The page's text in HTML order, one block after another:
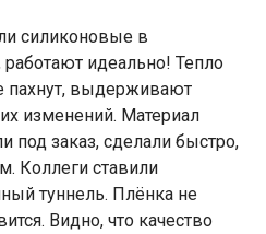
силиконовые в
идеально! Тепло
пахнут, выдерживают
изменений. Материал
под заказ, сделали быстро,
Коллеги ставили
туннель. Плёнка не
Видно, что качество